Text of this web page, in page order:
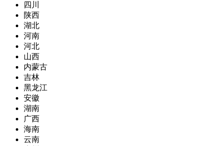
四川
陕西
湖北
河南
河北
山西
内蒙古
吉林
黑龙江
安徽
湖南
广西
海南
云南